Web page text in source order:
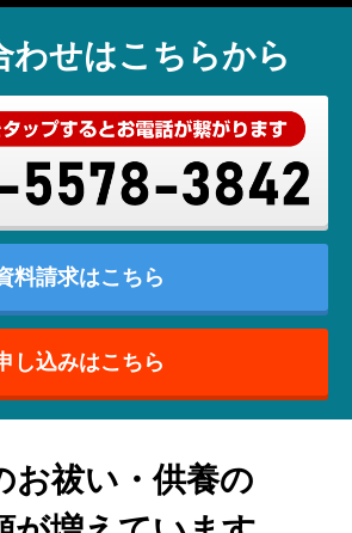
わせはこちらから
料請求はこちら
し込みはこちら
お祓い・供養の